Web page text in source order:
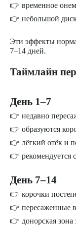
👉 временное
👉 небольшой
Эти эффекты
7–14 дней.
Таймлайн
День 1–7
👉 недавно
👉 образуются
👉 лёгкий отёк и
👉 рекомендуется
День 7–14
👉 корочки
👉 пересаженные
👉 донорская зона